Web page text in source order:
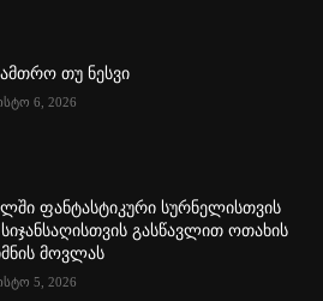
თუ ნესვი
6, 2026
ფანტასტიკური სურნელისთვის
გასწავლით ოთახის
მოვლას
5, 2026